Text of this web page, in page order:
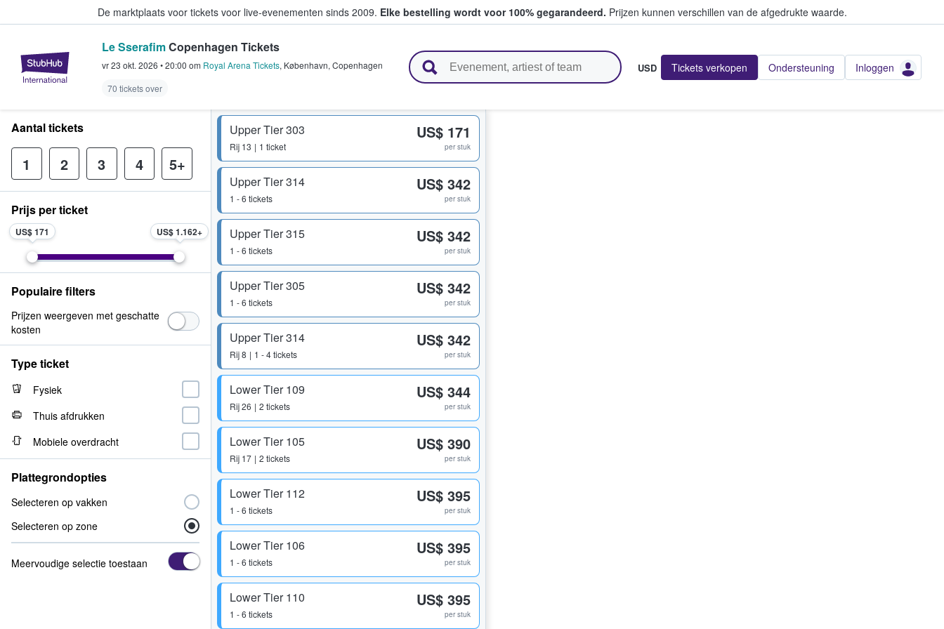
De marktplaats voor tickets voor live-evenementen sinds 2009. Elke bestelling wordt voor 100% gegarandeerd. Prijzen kunnen verschillen van de afgedrukte waarde.
StubHub: waar fans tickets kopen en verkopen
Le SserafimCopenhagen Tickets
vr 23 okt. 2026 •20:00 om Royal Arena Tickets, København, Copenhagen
70 tickets over
USD Tickets verkopen Ondersteuning Inloggen
Upper Tier 303
Rij 13 1 ticket
US$ 171
per stuk
Upper Tier 314
1 - 6 tickets
US$ 342
per stuk
Upper Tier 315
1 - 6 tickets
US$ 342
per stuk
Upper Tier 305
1 - 6 tickets
US$ 342
per stuk
Upper Tier 314
Rij8 1 - 4 tickets
US$ 342
per stuk
Lower Tier 109
Rij26 2 tickets
US$ 344
per stuk
Lower Tier 105
Rij 17 2 tickets
US$ 390
per stuk
Lower Tier 112
1 - 6 tickets
US$ 395
per stuk
Lower Tier 106
1 - 6 tickets
US$ 395
per stuk
Lower Tier 110
1 - 6 tickets
US$ 395
per stuk
Aantal tickets
1 2 3 4 5+
Prijs per ticket
US$ 171 US$ 1.162
Populaire filters
Prijzen weergeven met geschatte
kosten
Type ticket
Fysiek
Thuis afdrukken
Mobiele overdracht
Plattegrondopties
Selecteren op vakken
Selecteren op zone
Meervoudige selectie toestaan